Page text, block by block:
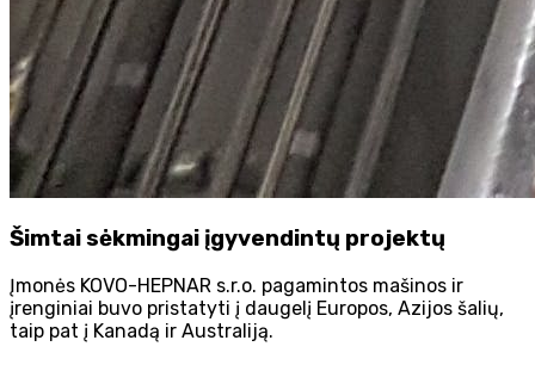
Šimtai sėkmingai įgyvendintų projektų
Įmonės KOVO-HEPNAR s.r.o. pagamintos mašinos ir
įrenginiai buvo pristatyti į daugelį Europos, Azijos šalių,
taip pat į Kanadą ir Australiją.